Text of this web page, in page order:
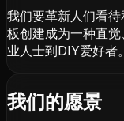
我们要革新人们看
板创建成为一种直
业人士到DIY爱好者。
我们的愿景